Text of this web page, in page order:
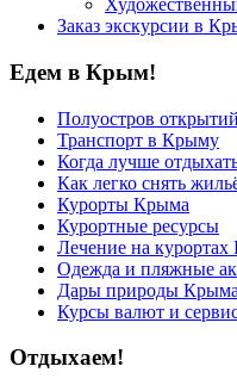
Заказ экскурсии в
Едем в Крым!
Полуостров открытий
Транспорт в Крыму
Когда лучше
Как легко снять
Курорты Крыма
Курортные ресурсы
Лечение на
Одежда и пляжные
Дары природы Крыма
Курсы валют и
Отдыхаем!